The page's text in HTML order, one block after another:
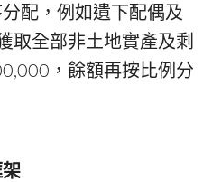
配，例如遺下配偶及
取全部非土地實產及剩
，餘額再按比例分